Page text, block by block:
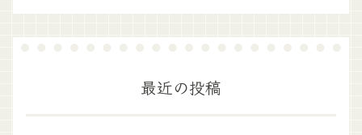
最近の投稿